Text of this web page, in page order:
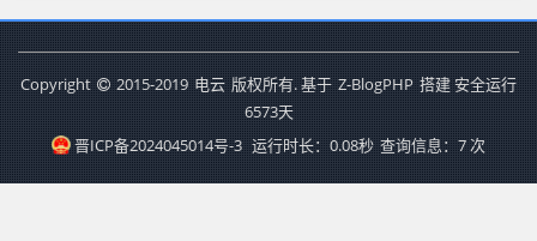
Copyright 2015-2019 电云 版权所有. 基于 Z-BlogPHP 搭建 安全运行
6573天
晋ICP备2024045014号-3 运行时长：0.08秒 查询信息：7 次